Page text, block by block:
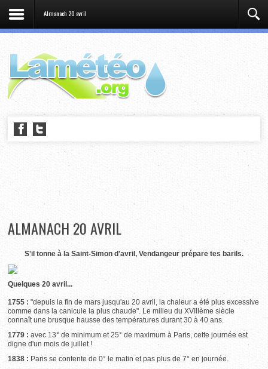
Almanach 20 avril
ALMANACH 20 AVRIL
S'il tonne à la Saint-Simon d'avril, Vendangeur prépare tes barils.
Quelques 20 avril...
1755 : "depuis la fin de mars jusqu'au 20 avril, la chaleur a été plus excessive
comme dans la canicule la plus chaude". Le milieu du XVIIIème siècle
connaît une brusque hausse des températures durant 30 à 40 ans.
1779 : avec 13° de minimum et 25° de maximum à Paris, cette journée est
digne d'un mois de juillet !
1838 : Paris se contente de 0° le matin et pas plus de 7° en journée.